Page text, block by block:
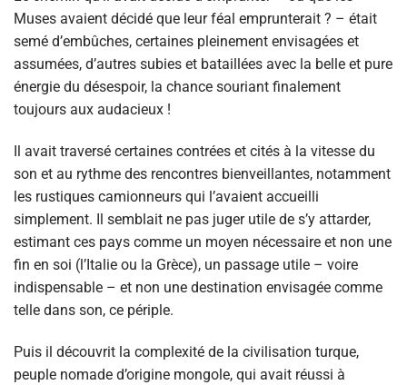
Muses avaient décidé que leur féal emprunterait ? – était
semé d’embûches, certaines pleinement envisagées et
assumées, d’autres subies et bataillées avec la belle et pure
énergie du désespoir, la chance souriant finalement
toujours aux audacieux !
Il avait traversé certaines contrées et cités à la vitesse du
son et au rythme des rencontres bienveillantes, notamment
les rustiques camionneurs qui l’avaient accueilli
simplement. Il semblait ne pas juger utile de s’y attarder,
estimant ces pays comme un moyen nécessaire et non une
fin en soi (l’Italie ou la Grèce), un passage utile – voire
indispensable – et non une destination envisagée comme
telle dans son, ce périple.
Puis il découvrit la complexité de la civilisation turque,
peuple nomade d’origine mongole, qui avait réussi à